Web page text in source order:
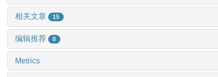
相关文章 15
编辑推荐 0
Metrics